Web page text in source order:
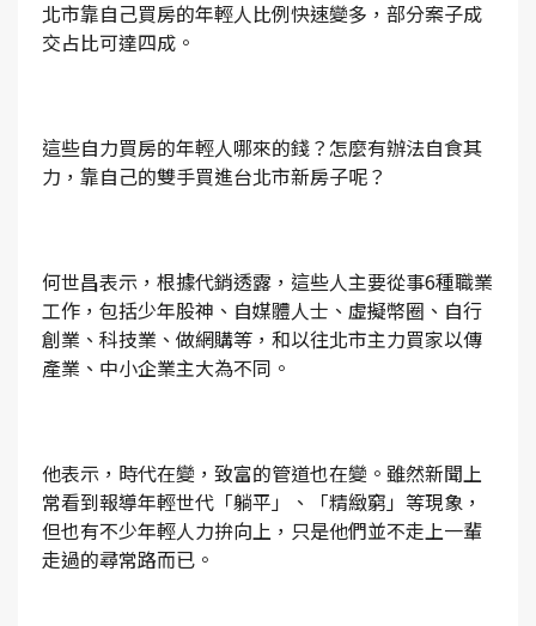
北市靠自己買房的年輕人比例快速變多，部分案子成
交占比可達四成。
這些自力買房的年輕人哪來的錢？怎麼有辦法自食其
力，靠自己的雙手買進台北市新房子呢？
何世昌表示，根據代銷透露，這些人主要從事6種職業
工作，包括少年股神、自媒體人士、虛擬幣圈、自行
創業、科技業、做網購等，和以往北市主力買家以傳
產業、中小企業主大為不同。
他表示，時代在變，致富的管道也在變。雖然新聞上
常看到報導年輕世代「躺平」、「精緻窮」等現象，
但也有不少年輕人力拚向上，只是他們並不走上一輩
走過的尋常路而已。